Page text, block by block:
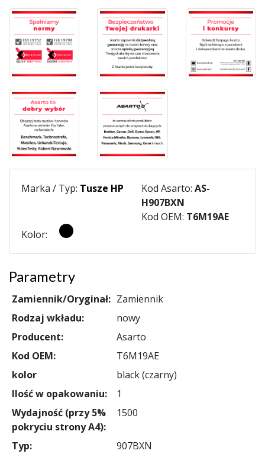
Marka / Typ: Tusze HP Kod Asarto: AS-
H907BXN
Kod OEM: T6M19AE
Kolor:
Parametry
Zamiennik/Oryginał: Zamiennik
Rodzaj wkładu:
nowy
Producent:
Asarto
Kod OEM:
T6M19AE
kolor
black (czarny)
Ilość w opakowaniu:
1
Wydajność (przy 5%
pokryciu strony A4):
1500
Typ:
907BXN